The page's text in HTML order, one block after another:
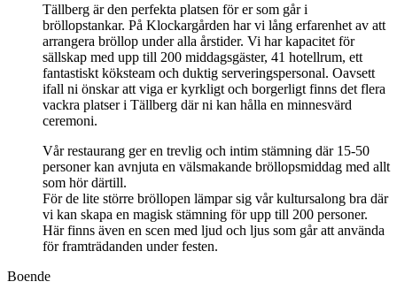
Tällberg är den perfekta platsen för er som går i
bröllopstankar. På Klockargården har vi lång erfarenhet av att
arrangera bröllop under alla årstider. Vi har kapacitet för
sällskap med upp till 200 middagsgäster, 41 hotellrum, ett
fantastiskt köksteam och duktig serveringspersonal. Oavsett
ifall ni önskar att viga er kyrkligt och borgerligt finns det flera
vackra platser i Tällberg där ni kan hålla en minnesvärd
ceremoni.
Vår restaurang ger en trevlig och intim stämning där 15-50
personer kan avnjuta en välsmakande bröllopsmiddag med allt
som hör därtill.
För de lite större bröllopen lämpar sig vår kultursalong bra där
vi kan skapa en magisk stämning för upp till 200 personer.
Här finns även en scen med ljud och ljus som går att använda
för framträdanden under festen.
Boende